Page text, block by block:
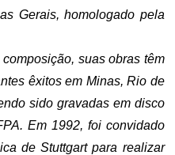
Gerais, homologado pela
suas obras têm
êxitos em Minas, Rio de
sido gravadas em disco
Em 1992, foi convidado
de Stuttgart para realizar